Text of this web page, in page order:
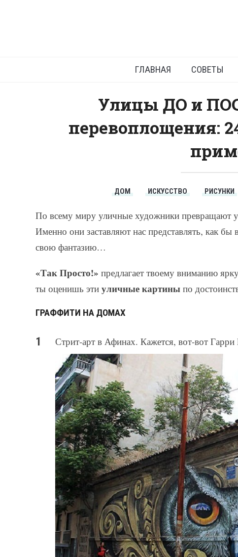
ГЛАВНАЯ СОВЕТЫ
Улицы ДО и
перевоплощения:
ДОМ ИСКУССТВО РИСУНКИ
По всему миру уличные художники превращают
Именно они заставляют нас представлять, как
свою фантазию…
«Так Просто!» предлагает твоему вниманию
ты оценишь эти уличные картины по
ГРАФФИТИ НА ДОМАХ
Стрит-арт в Афинах. Кажется, вот-вот Гарри